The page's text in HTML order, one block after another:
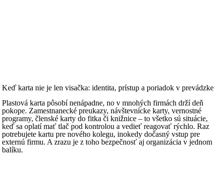
Keď karta nie je len visačka: identita, prístup a poriadok v prevádzke
Plastová karta pôsobí nenápadne, no v mnohých firmách drží deň
pokope. Zamestnanecké preukazy, návštevnícke karty, vernostné
programy, členské karty do fitka či knižnice – to všetko sú situácie,
keď sa oplatí mať tlač pod kontrolou a vedieť reagovať rýchlo. Raz
potrebujete kartu pre nového kolegu, inokedy dočasný vstup pre
externú firmu. A zrazu je z toho bezpečnosť aj organizácia v jednom
balíku.